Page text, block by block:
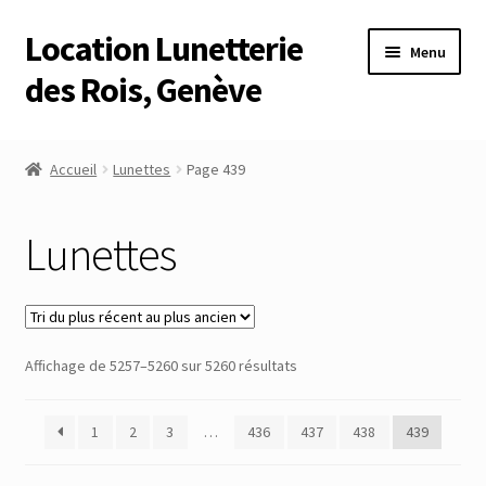
Aller
à
la
Aller
au
contenu
Location Lunetterie
des Rois, Genève
Menu
Commande
Compte
Compte
Connexion
Accueil Lunettes Page 439
Lunettes
Affichage de 5257–5260 sur 5260 résultatsTrié
récent
1 2 3 … 436 437 438 439